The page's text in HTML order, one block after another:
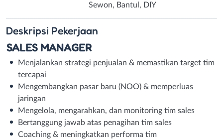
Sewon, Bantul, DIY
Deskripsi Pekerjaan
SALES MANAGER
Menjalankan strategi penjualan & memastikan target tim
tercapai
Mengembangkan pasar baru (NOO) & memperluas
jaringan
Mengelola, mengarahkan, dan monitoring tim sales
Bertanggung jawab atas penagihan tim sales
Coaching & meningkatkan performa tim